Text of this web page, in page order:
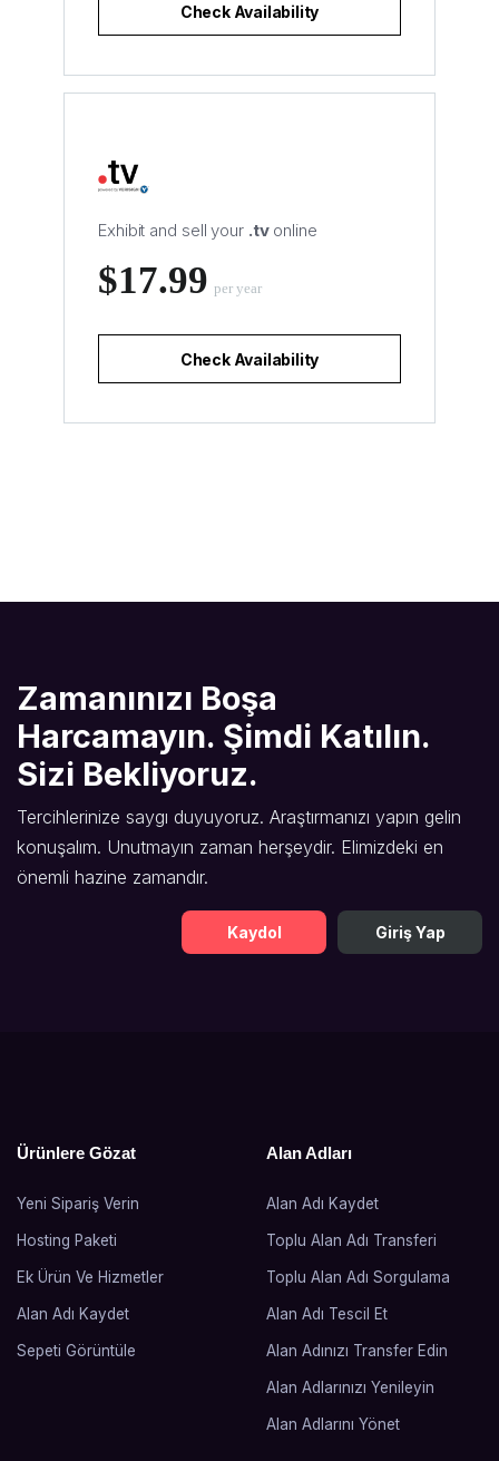
Check Availability
Exhibit and sell your .tvonline
‪$17.99 per year
Check Availability
Zamanınızı Boşa
Harcamayın. Şimdi Katılın.
Sizi Bekliyoruz.
Tercihlerinize saygı duyuyoruz. Araştırmanızı yapın gelin
konuşalım. Unutmayın zaman herşeydir. Elimizdeki en
önemli hazine zamandır.
Kaydol Giriş Yap
Ürünlere Gözat
Yeni Sipariş Verin
Hosting Paketi
Ek Ürün Ve Hizmetler
Alan Adı Kaydet
Sepeti Görüntüle
Alan Adları
Alan Adı Kaydet
Toplu Alan Adı Transferi
Toplu Alan Adı Sorgulama
Alan Adı Tescil Et
Alan Adınızı Transfer Edin
Alan Adlarınızı Yenileyin
Alan Adlarını Yönet